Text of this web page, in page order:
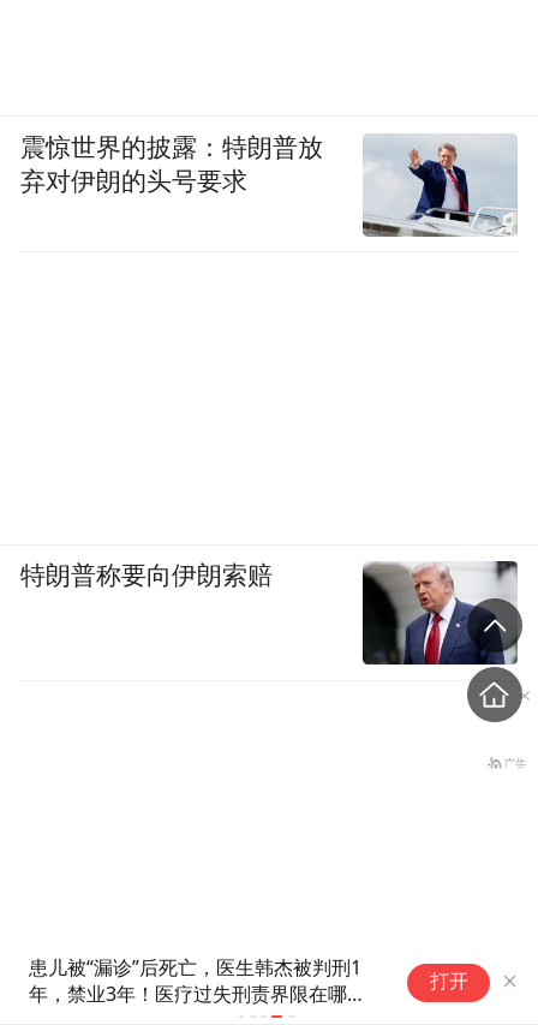
患儿被“漏诊”后死亡，医生韩杰被判刑1
年，禁业3年！医疗过失刑责界限在哪
里？30年资深儿科医生：后果很严重，教
打开
震惊世界的披露：特朗普放
弃对伊朗的头号要求
特朗普称要向伊朗索赔
哥伦比亚强震已致超20人死